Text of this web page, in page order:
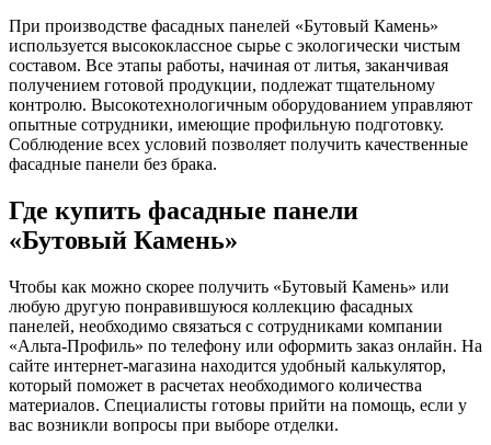
При производстве фасадных панелей «Бутовый Камень»
используется высококлассное сырье с экологически чистым
составом. Все этапы работы, начиная от литья, заканчивая
получением готовой продукции, подлежат тщательному
контролю. Высокотехнологичным оборудованием управляют
опытные сотрудники, имеющие профильную подготовку.
Соблюдение всех условий позволяет получить качественные
фасадные панели без брака.
Где купить фасадные панели
«Бутовый Камень»
Чтобы как можно скорее получить «Бутовый Камень» или
любую другую понравившуюся коллекцию фасадных
панелей, необходимо связаться с сотрудниками компании
«Альта-Профиль» по телефону или оформить заказ онлайн. На
сайте интернет-магазина находится удобный калькулятор,
который поможет в расчетах необходимого количества
материалов. Специалисты готовы прийти на помощь, если у
вас возникли вопросы при выборе отделки.